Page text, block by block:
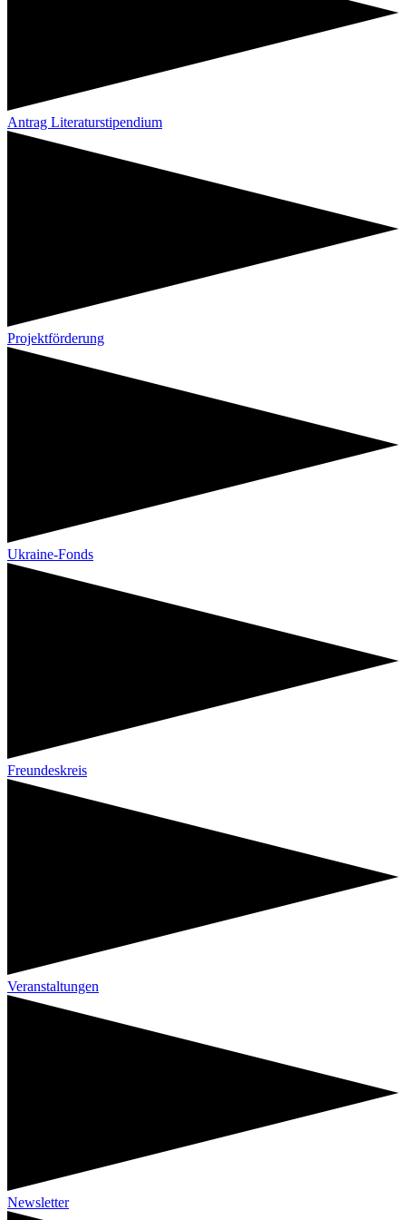
Antrag Literaturstipendium
Projektförderung
Ukraine-Fonds
Freundeskreis
Veranstaltungen
Newsletter